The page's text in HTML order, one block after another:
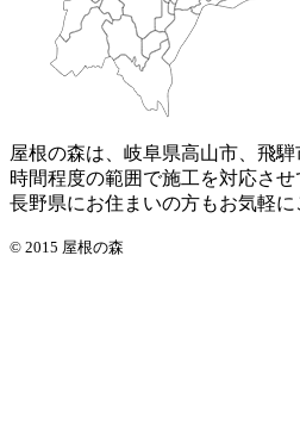
屋根の森は、岐阜県高山市、飛
時間程度の範囲で施工を対応させ
長野県にお住まいの方もお気軽に
© 2015 屋根の森